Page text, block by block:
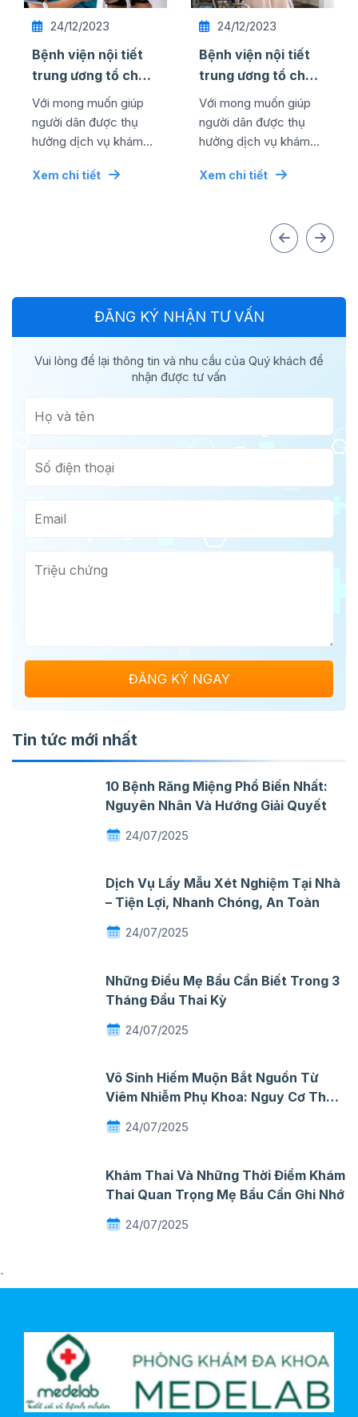
24/12/2023
Bệnh viện nội tiết
trung ương tổ chức
thành công lễ kỷ
niệm ngày quốc tế
...
Với mong muốn giúp
người dân được thụ
hưởng dịch vụ khám
cao bằng mức chi phí
Xem chi tiết
24/12/2023
Bệnh viện nội tiết
trung ương tổ chức
thành công lễ kỷ
niệm ngày quốc tế
...
Với mong muốn giúp
người dân được thụ
hưởng dịch vụ khám
cao bằng mức chi phí
Xem chi tiết
ĐĂNG KÝ NHẬN TƯ VẤN
Vui lòng để lại thông tin và nhu cầu của Quý khách để
nhận được tư vấn
Tin tức mới nhất
10 Bệnh Răng Miệng Phổ Biến Nhất:
Nguyên Nhân Và Hướng Giải Quyết
24/07/2025
Dịch Vụ Lấy Mẫu Xét Nghiệm Tại Nhà
– Tiện Lợi, Nhanh Chóng, An Toàn
24/07/2025
Những Điều Mẹ Bầu Cần Biết Trong 3
Tháng Đầu Thai Kỳ
24/07/2025
Vô Sinh Hiếm Muộn Bắt Nguồn Từ
Viêm Nhiễm Phụ Khoa: Nguy Cơ Thầm
Lặng Mà Nhiều Phụ Nữ Chủ Quan
24/07/2025
Khám Thai Và Những Thời Điểm Khám
Thai Quan Trọng Mẹ Bầu Cần Ghi Nhớ
24/07/2025
`